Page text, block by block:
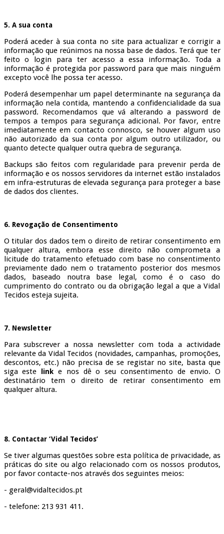
5. A sua conta
Poderá aceder à sua conta no site para actualizar e corrigir a
informação que reúnimos na nossa base de dados. Terá que ter
feito o login para ter acesso a essa informação. Toda a
informação é protegida por password para que mais ninguém
excepto você lhe possa ter acesso.
Poderá desempenhar um papel determinante na segurança da
informação nela contida, mantendo a confidencialidade da sua
password. Recomendamos que vá alterando a password de
tempos a tempos para segurança adicional. Por favor, entre
imediatamente em contacto connosco, se houver algum uso
não autorizado da sua conta por algum outro utilizador, ou
quanto detecte qualquer outra quebra de segurança.
Backups são feitos com regularidade para prevenir perda de
informação e os nossos servidores da internet estão instalados
em infra-estruturas de elevada segurança para proteger a base
de dados dos clientes.
6. Revogação de Consentimento
O titular dos dados tem o direito de retirar consentimento em
qualquer altura, embora esse direito não comprometa a
licitude do tratamento efetuado com base no consentimento
previamente dado nem o tratamento posterior dos mesmos
dados, baseado noutra base legal, como é o caso do
cumprimento do contrato ou da obrigação legal a que a Vidal
Tecidos esteja sujeita.
7. Newsletter
Para subscrever a nossa newsletter com toda a actividade
relevante da Vidal Tecidos (novidades, campanhas, promoções,
descontos, etc.) não precisa de se registar no site, basta que
siga este
link e nos dê o seu consentimento de envio. O
destinatário tem o direito de retirar consentimento em
qualquer altura.
8. Contactar ‘Vidal Tecidos’
Se tiver algumas questões sobre esta política de privacidade, as
práticas do site ou algo relacionado com os nossos produtos,
por favor contacte-nos através dos seguintes meios:
- geral@vidaltecidos.pt
- telefone: 213 931 411.